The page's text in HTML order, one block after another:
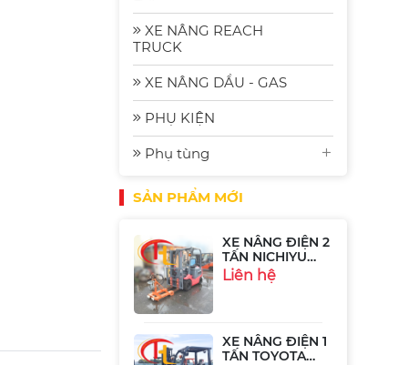
XE NÂNG REACH
TRUCK
XE NÂNG DẦU - GAS
PHỤ KIỆN
Phụ tùng
SẢN PHẨM MỚI
Bền Bỉ, Hiệu
Quả và Tiết
Kiệm Năng
Liên hệ
Ngồi Lái 2.5 Tấn
XE NÂNG ĐIỆN 2
TẤN NICHIYU
FB20P-75-300
Liên hệ
XE NÂNG ĐIỆN 1
TẤN TOYOTA